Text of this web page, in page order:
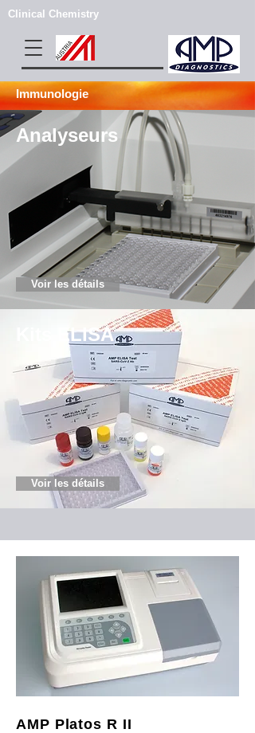
Clinical Chemistry
Immunologie
Analyseurs
Voir les détails
Kits ELISA
Voir les détails
AMP Platos R II